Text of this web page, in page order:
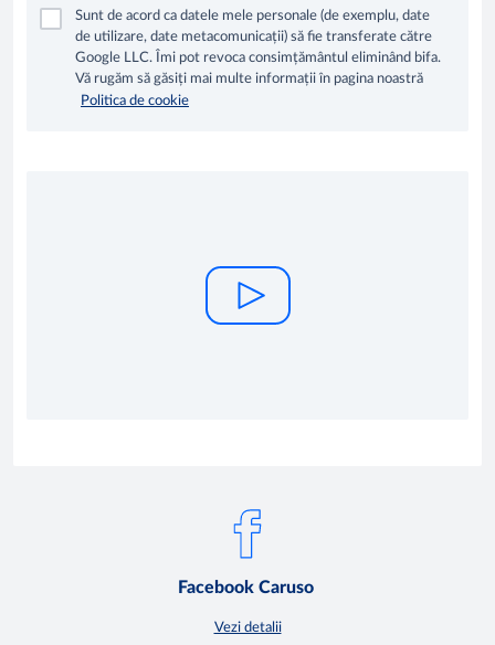
Sunt de acord ca datele mele personale (de exemplu, date
de utilizare, date metacomunicații) să fie transferate către
Google LLC. Îmi pot revoca consimțământul eliminând bifa.
Vă rugăm să găsiți mai multe informații în pagina noastră
Politica de cookie
Facebook Caruso
Vezi detalii